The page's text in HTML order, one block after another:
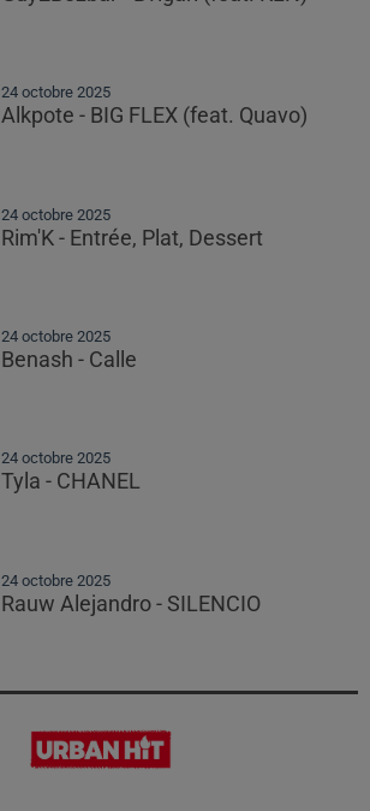
24 octobre 2025
Alkpote - BIG FLEX (feat. Quavo)
24 octobre 2025
Rim'K - Entrée, Plat, Dessert
24 octobre 2025
Benash - Calle
24 octobre 2025
Tyla - CHANEL
24 octobre 2025
Rauw Alejandro - SILENCIO